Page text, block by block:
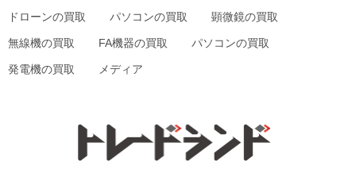
ドローンの買取 パソコンの買取 顕微鏡の買取
無線機の買取 FA機器の買取 パソコンの買取
発電機の買取 メディア